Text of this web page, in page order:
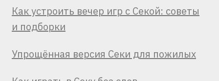
Как устроить вечер игр с Секой: советы
и подборки
Упрощённая версия Секи для пожилых